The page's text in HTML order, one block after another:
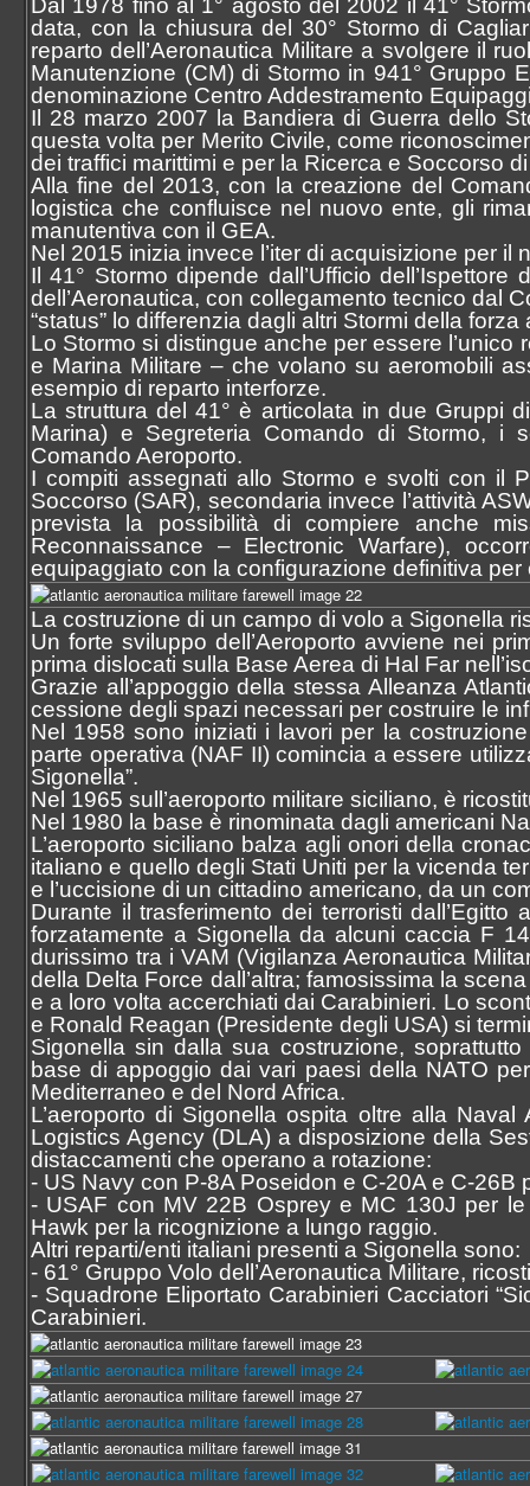
Dal 1978 fino al 1° agosto del 2002 il 41°
data, con la chiusura del 30° Stormo di
reparto dell’Aeronautica Militare a svolgere il
Manutenzione (CM) di Stormo in 941° Gruppo
denominazione Centro Addestramento
Il 28 marzo 2007 la Bandiera di Guerra dello
questa volta per Merito Civile, come
dei traffici marittimi e per la Ricerca e Soccorso
Alla fine del 2013, con la creazione del
logistica che confluisce nel nuovo ente, gli
manutentiva con il GEA.
Nel 2015 inizia invece l’iter di acquisizione per
Il 41° Stormo dipende dall’Ufficio
dell’Aeronautica, con collegamento tecnico dal
“status” lo differenzia dagli altri Stormi della forza
Lo Stormo si distingue anche per essere l’unico
e Marina Militare – che volano su aeromobili
esempio di reparto interforze.
La struttura del 41° è articolata in due Gruppi
Marina) e Segreteria Comando di Stormo, i
Comando Aeroporto.
I compiti assegnati allo Stormo e svolti con il
Soccorso (SAR), secondaria invece l’attività
prevista la possibilità di compiere anche
Reconnaissance – Electronic Warfare),
equipaggiato con la configurazione definitiva
La costruzione di un campo di volo a Sigonella
Un forte sviluppo dell’Aeroporto avviene nei
prima dislocati sulla Base Aerea di Hal Far
Grazie all’appoggio della stessa Alleanza
cessione degli spazi necessari per costruire le
Nel 1958 sono iniziati i lavori per la
parte operativa (NAF II) comincia a essere
Sigonella”.
Nel 1965 sull’aeroporto militare siciliano, è
Nel 1980 la base è rinominata dagli americani
L’aeroporto siciliano balza agli onori della
italiano e quello degli Stati Uniti per la vicenda
e l’uccisione di un cittadino americano, da un
Durante il trasferimento dei terroristi
forzatamente a Sigonella da alcuni caccia F
durissimo tra i VAM (Vigilanza Aeronautica
della Delta Force dall’altra; famosissima la
e a loro volta accerchiati dai Carabinieri. Lo
e Ronald Reagan (Presidente degli USA) si
Sigonella sin dalla sua costruzione,
base di appoggio dai vari paesi della NATO
Mediterraneo e del Nord Africa.
L’aeroporto di Sigonella ospita oltre alla
Logistics Agency (DLA) a disposizione della
distaccamenti che operano a rotazione:
- US Navy con P-8A Poseidon e C-20A e C-26B
- USAF con MV 22B Osprey e MC 130J per
Hawk per la ricognizione a lungo raggio.
Altri reparti/enti italiani presenti a Sigonella sono:
- 61° Gruppo Volo dell’Aeronautica Militare,
- Squadrone Eliportato Carabinieri Cacciatori
Carabinieri.